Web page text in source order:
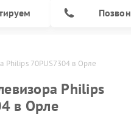
Philips 70PUS7304 в Орле
Philips
в Орле